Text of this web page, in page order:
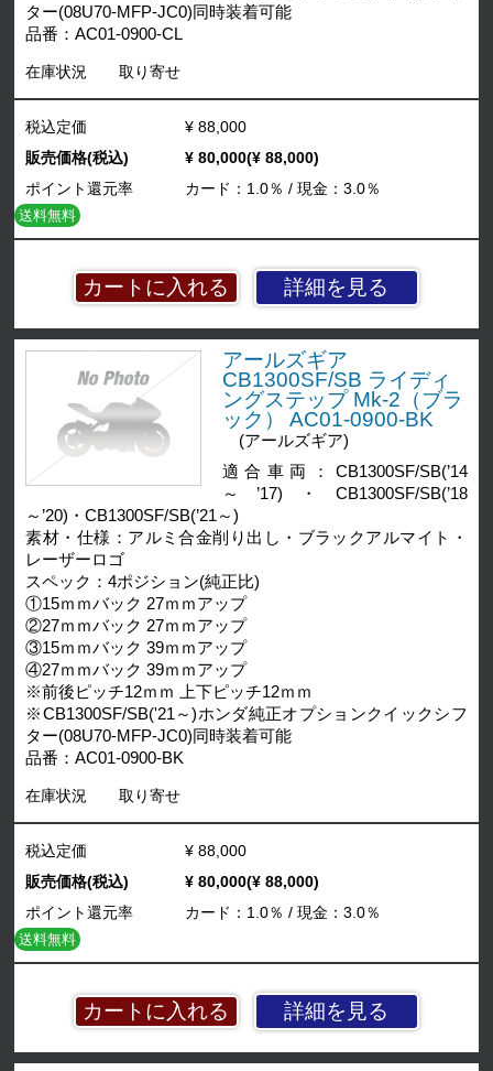
ター(08U70-MFP-JC0)同時装着可能
品番：AC01-0900-CL
在庫状況 取り寄せ
詳細を見る
税込定価
¥ 88,000
販売価格(税込)
¥ 80,000(¥ 88,000)
ポイント還元率
カード：1.0％ / 現金：3.0％
送料無料
アールズギア
CB1300SF/SB ライディ
ングステップ Mk-2（ブラ
ック） AC01-0900-BK
(アールズギア)
適合車両：CB1300SF/SB(’14
～’17)・CB1300SF/SB(’18
～’20)・CB1300SF/SB(’21～)
素材・仕様：アルミ合金削り出し・ブラックアルマイト・
レーザーロゴ
スペック：4ポジション(純正比)
①15ｍｍバック 27ｍｍアップ
②27ｍｍバック 27ｍｍアップ
③15ｍｍバック 39ｍｍアップ
④27ｍｍバック 39ｍｍアップ
※前後ピッチ12ｍｍ 上下ピッチ12ｍｍ
※CB1300SF/SB('21～)ホンダ純正オプションクイックシフ
ター(08U70-MFP-JC0)同時装着可能
品番：AC01-0900-BK
在庫状況 取り寄せ
詳細を見る
税込定価
¥ 88,000
販売価格(税込)
¥ 80,000(¥ 88,000)
ポイント還元率
カード：1.0％ / 現金：3.0％
送料無料